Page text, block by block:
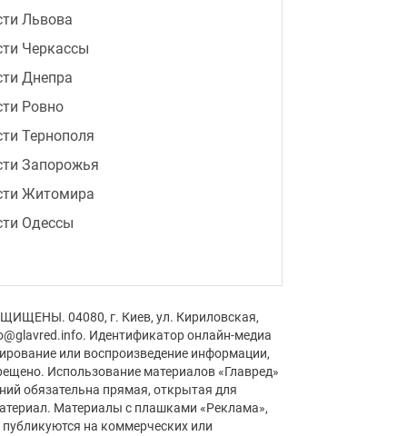
Львова
Черкассы
Днепра
Ровно
Тернополя
Запорожья
Житомира
Одессы
04080, г. Киев, ул. Кириловская,
Идентификатор онлайн-медиа
или воспроизведение информации,
Использование материалов «Главред»
обязательна прямая, открытая для
Материалы с плашками «Реклама»,
на коммерческих или